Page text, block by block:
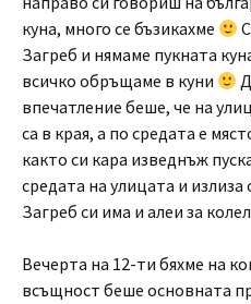
куна, много се бъзикахме
Загреб и нямаме пукната
всичко обръщаме в куни
впечатление беше, че на
са в края, а по средата е
както си кара изведнъж
средата на улицата и
Загреб си има и алеи за
Вечерта на 12-ти бяхме на
всъщност беше основната